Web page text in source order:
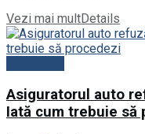
Vezi mai multDetails
Asiguratorul auto
Iată cum trebuie să